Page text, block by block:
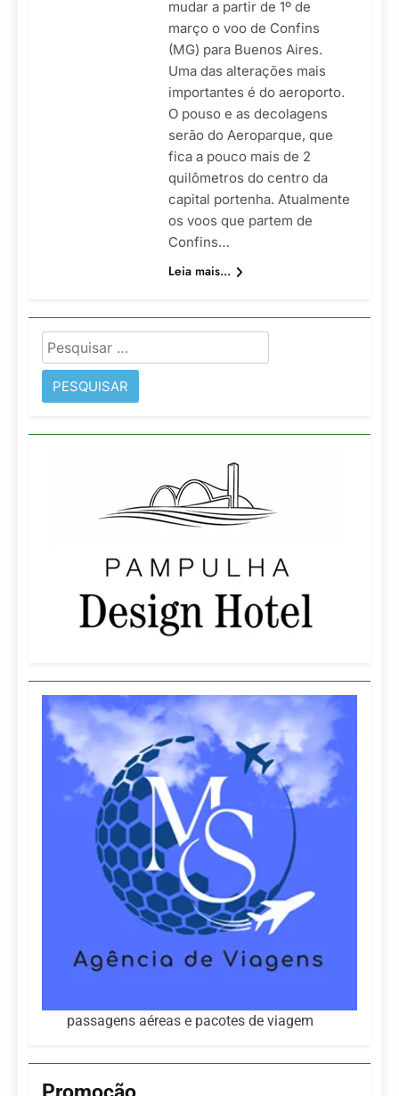
mudar a partir de 1º de
março o voo de Confins
(MG) para Buenos Aires.
Uma das alterações mais
importantes é do aeroporto.
O pouso e as decolagens
serão do Aeroparque, que
fica a pouco mais de 2
quilômetros do centro da
capital portenha. Atualmente
os voos que partem de
Confins…
Leia mais...
Pesquisar
por:
passagens aéreas e pacotes de viagem